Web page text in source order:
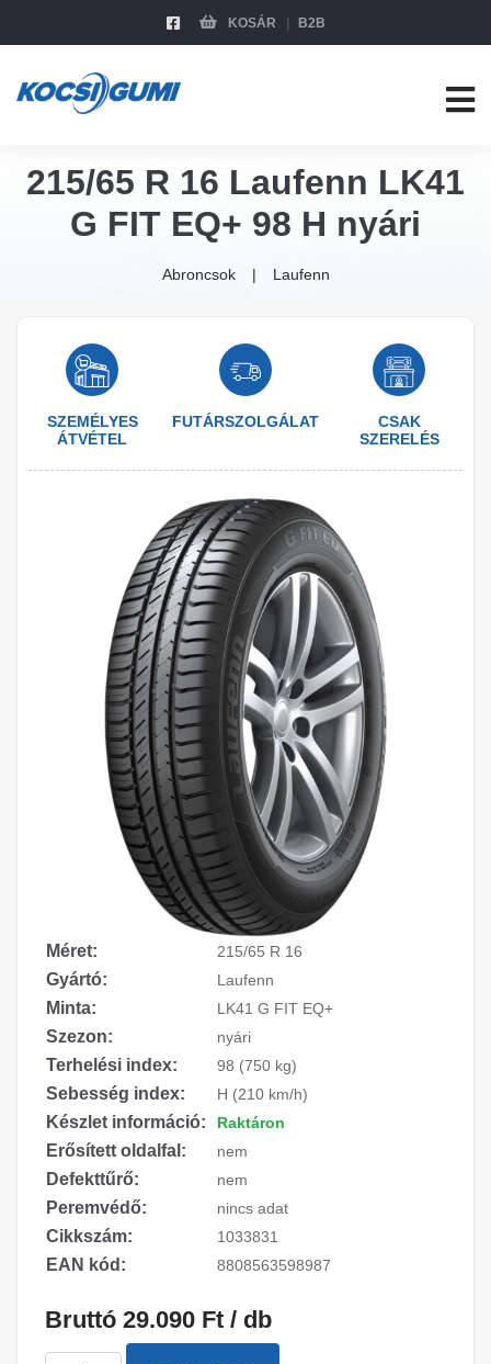
KOSÁR B2B
215/65 R 16 Laufenn LK41
G FIT EQ+ 98 H nyári
Abroncsok Laufenn
SZEMÉLYES
ÁTVÉTEL
FUTÁRSZOLGÁLAT
CSAK
SZERELÉS
Méret: 215/65 R 16
Gyártó: Laufenn
Minta: LK41 G FIT EQ+
Szezon: nyári
Terhelési index: 98 (750 kg)
Sebesség index: H (210 km/h)
Készlet információ: Raktáron
Erősített oldalfal: nem
Defekttűrő: nem
Peremvédő: nincs adat
Cikkszám: 1033831
EAN kód: 8808563598987
Bruttó 29.090 Ft / db